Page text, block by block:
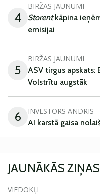
4
BIRŽAS JAUNUMI
Storentkāpina
emisijai
5
BIRŽAS JAUNUMI
ASV tirgus
Volstrītu augstāk
6 INVESTORS ANDRIS
AI karstā gaisa
JAUNĀKĀS ZIŅAS
VIEDOKĻI